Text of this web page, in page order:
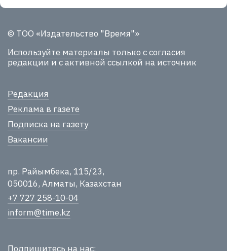
© ТОО «Издательство "Время"»
Используйте материалы только с согласия
редакции и с активной ссылкой на источник
Редакция
Реклама в газете
Подписка на газету
Вакансии
пр. Райымбека, 115/23,
050016, Алматы, Казахстан
+7 727 258-10-04
inform@time.kz
Подпишитесь на нас: